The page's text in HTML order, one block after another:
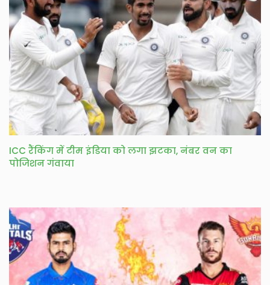
ICC रैंकिंग में टीम इंडिया को लगा झटका, नंबर वन का
पोजिशन गंवाया